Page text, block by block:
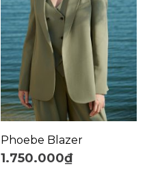
Phoebe Blazer
1.750.000₫